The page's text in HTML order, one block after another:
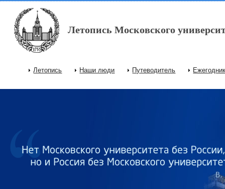
Перейти к основному содержанию
Летопись Московского
Главное меню
Летопись Наши люди Путеводитель